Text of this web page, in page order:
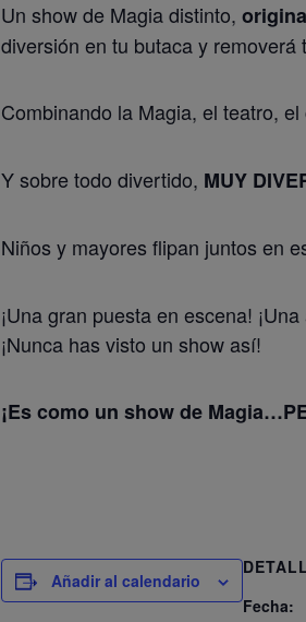
Un show de Magia distinto,
diversión en tu butaca y removerá
Combinando la Magia, el teatro, el
Y sobre todo divertido, MUY
Niños y mayores flipan juntos en
¡Una gran puesta en escena!
¡Nunca has visto un show así!
¡Es como un show de
Añadir al calendario
Fecha: